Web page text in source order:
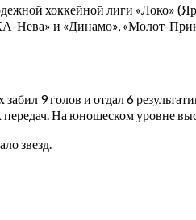
хоккейной лиги «Локо»
Нева» и «Динамо», «Молот-
9 голов и отдал 6
На юношеском уровне
звезд.